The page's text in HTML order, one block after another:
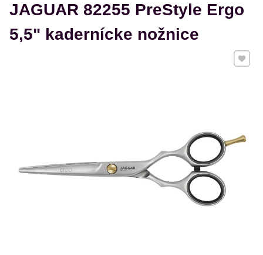
JAGUAR 82255 PreStyle Ergo
5,5" kadernícke nožnice
Pridať